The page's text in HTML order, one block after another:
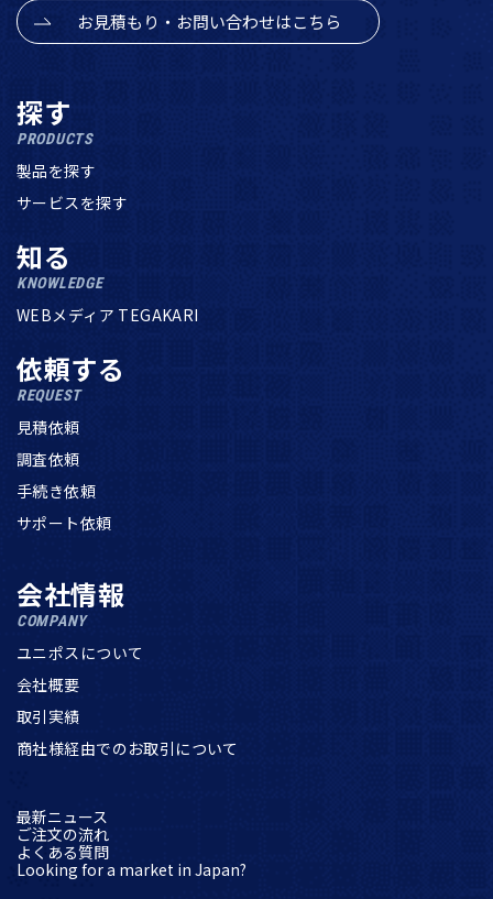
お見積もり・お問い合わせはこちら
探す
PRODUCTS
製品を探す
サービスを探す
知る
KNOWLEDGE
WEBメディア TEGAKARI
依頼する
REQUEST
見積依頼
調査依頼
手続き依頼
サポート依頼
会社情報
COMPANY
ユニポスについて
会社概要
取引実績
商社様経由でのお取引について
最新ニュース
ご注文の流れ
よくある質問
Looking for a market in Japan?